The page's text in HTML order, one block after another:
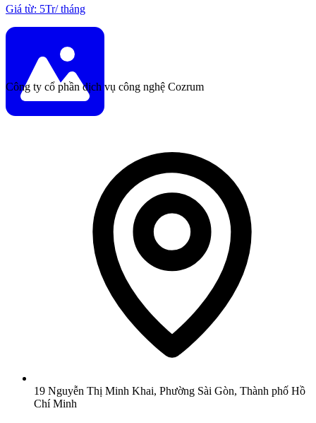
Giá từ: 5Tr/tháng
Công ty cổ phần dịch vụ công nghệ Cozrum
19 Nguyễn Thị Minh Khai, Phường Sài Gòn, Thành phố Hồ
Chí Minh